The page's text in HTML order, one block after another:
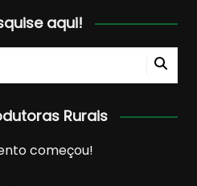
aqui!
Rurais
começou!